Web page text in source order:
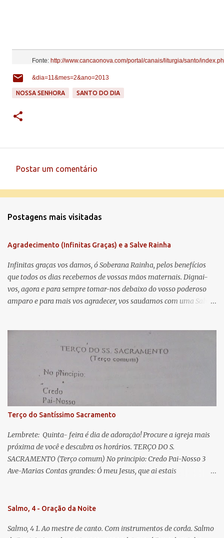
Fonte: http://www.cancaonova.com/portal/canais/liturgia/santo/
&dia=11&mes=2&ano=2013
NOSSA SENHORA SANTO DO DIA
e
t
á
r
i
o
Postar um comentário
Postagens mais visitadas
Agradecimento (Infinitas Graças) e a Salve Rainha
Infinitas graças vos damos, ó Soberana Rainha, pelos benefícios
que todos os dias recebemos de vossas mãos maternais. Dignai-
vos, agora e para sempre tomar-nos debaixo do vosso poderoso
amparo e para mais vos agradecer, vos saudamos com uma Salve
lágrimas. Eia, pois, Advogada nossa, estes vossos olhos
misericordiosos a nós volvei, e depois deste desterro, mostrai-nos
Jesus. Bendito é o fruto do vosso ventre, ó clemente, ó piedosa, ó
doce e sempre Virgem Maria. Rogai por nós Santa Mãe de Deus.
Para que sejamos dignos das promessas de Cristo. Amém.
Terço do Santíssimo Sacramento
Lembrete: Quinta- feira é dia de adoração! Procure a igreja mais
próxima de você e descubra os horários. TERÇO DO S.
SACRAMENTO (Terço comum) No principio: Credo Pai-Nosso 3
Ave-Marias Contas grandes: Ó meu Jesus, que ai estais
Vós morra eu! Nas contas pequenas: Sacramento de Amor!
que nos salva, dá-nos Vossa força, Vosso perdão e a Vossa
Salmo, 4 - Oração da Noite
Salmo, 4 1. Ao mestre de canto. Com instrumentos de corda. Salmo